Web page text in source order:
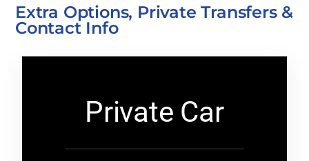
Extra Options, Private Transfers &
Contact Info
Private Car